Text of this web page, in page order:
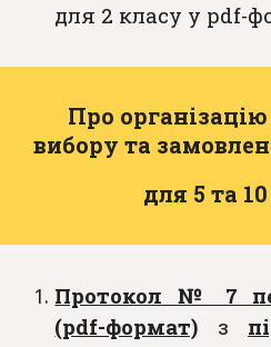
для 2 класу у pdf-
Про
вибору та
для 5 та
Протокол № 7
(pdf-формат) з